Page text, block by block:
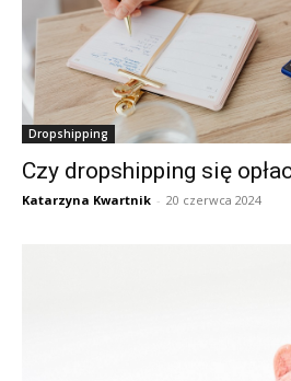
Dropshipping
Czy dropshipping się
Katarzyna Kwartnik - 20 czerwca 2024